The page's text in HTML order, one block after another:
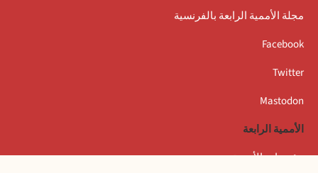
مجلة الأممية الرابعة بالفرنسية
Facebook
Twitter
Mastodon
الأممية الرابعة
مؤتمرات الأممية